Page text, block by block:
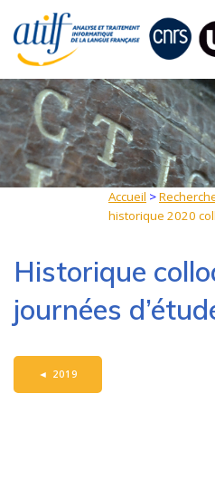
content
Accueil >
historique 2020
Historique
journées
◄ 2019